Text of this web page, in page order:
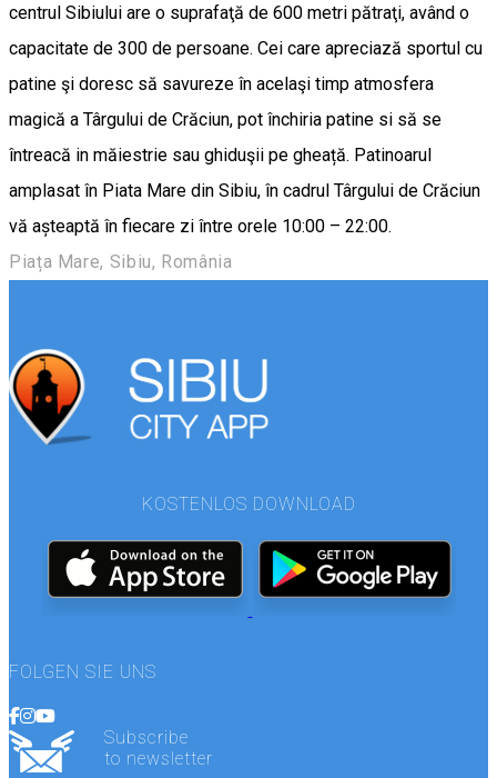
centrul Sibiului are o suprafaţă de 600 metri pătraţi, având o
capacitate de 300 de persoane. Cei care apreciază sportul cu
patine şi doresc să savureze în acelaşi timp atmosfera
magică a Târgului de Crăciun, pot închiria patine si să se
întreacă in măiestrie sau ghiduşii pe gheață. Patinoarul
amplasat în Piata Mare din Sibiu, în cadrul Târgului de Crăciun
vă așteaptă în fiecare zi între orele 10:00 – 22:00.
Piața Mare, Sibiu, România
KOSTENLOS DOWNLOAD
FOLGEN SIE UNS
Subscribe
to newsletter